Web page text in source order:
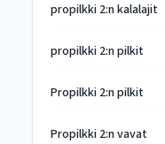
propilkki 2:n kalalajit
propilkki 2:n pilkit
Propilkki 2:n pilkit
Propilkki 2:n vavat